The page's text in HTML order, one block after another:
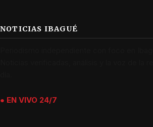
NOTICIAS IBAGUÉ
● EN VIVO 24/7